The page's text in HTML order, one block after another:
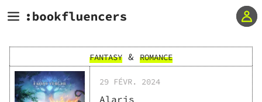
FANTASY & ROMANCE
29 FÉVR. 2024
Alaris